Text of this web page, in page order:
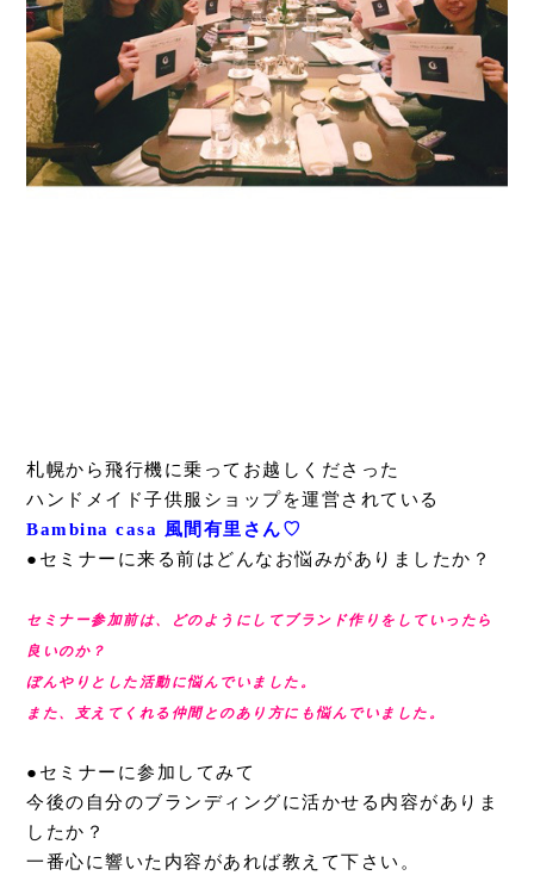
札幌から飛行機に乗ってお越しくださった
ハンドメイド子供服ショップを運営されている
Bambina casa 風間有里さん♡
●セミナーに来る前はどんなお悩みがありましたか？
セミナー参加前は、どのようにしてブランド作りをしていったら
良いのか？
ぼんやりとした活動に悩んでいました。
また、支えてくれる仲間とのあり方にも悩んでいました。
●セミナーに参加してみて
今後の自分のブランディングに活かせる内容がありま
したか？
一番心に響いた内容があれば教えて下さい。